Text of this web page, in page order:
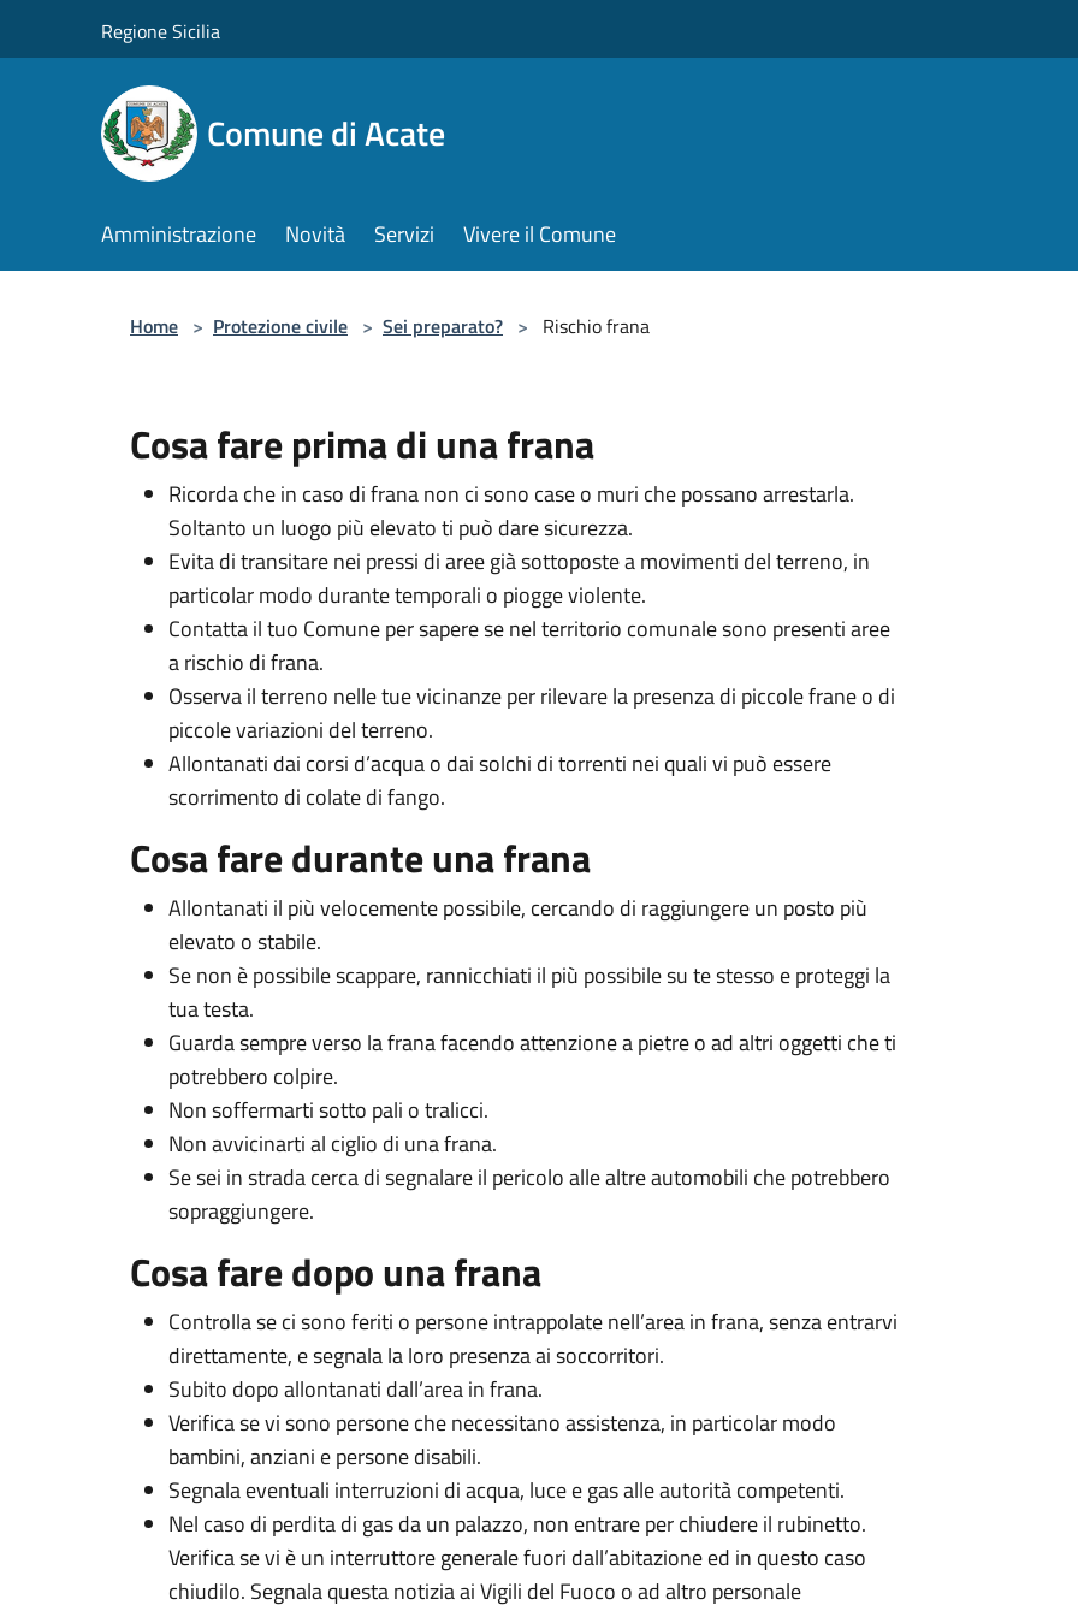
Regione Sicilia
Comune di Acate
Amministrazione Novità Servizi Vivere il Comune
Home > Protezione civile > Sei preparato? > Rischio frana
Cosa fare prima di una frana
Ricorda che in caso di frana non ci sono case o muri che possano arrestarla.
Soltanto un luogo più elevato ti può dare sicurezza.
Evita di transitare nei pressi di aree già sottoposte a movimenti del terreno, in
particolar modo durante temporali o piogge violente.
Contatta il tuo Comune per sapere se nel territorio comunale sono presenti aree
a rischio di frana.
Osserva il terreno nelle tue vicinanze per rilevare la presenza di piccole frane o di
piccole variazioni del terreno.
Allontanati dai corsi d’acqua o dai solchi di torrenti nei quali vi può essere
scorrimento di colate di fango.
Cosa fare durante una frana
Allontanati il più velocemente possibile, cercando di raggiungere un posto più
elevato o stabile.
Se non è possibile scappare, rannicchiati il più possibile su te stesso e proteggi la
tua testa.
Guarda sempre verso la frana facendo attenzione a pietre o ad altri oggetti che ti
potrebbero colpire.
Non soffermarti sotto pali o tralicci.
Non avvicinarti al ciglio di una frana.
Se sei in strada cerca di segnalare il pericolo alle altre automobili che potrebbero
sopraggiungere.
Cosa fare dopo una frana
Controlla se ci sono feriti o persone intrappolate nell’area in frana, senza entrarvi
direttamente, e segnala la loro presenza ai soccorritori.
Subito dopo allontanati dall’area in frana.
Verifica se vi sono persone che necessitano assistenza, in particolar modo
bambini, anziani e persone disabili.
Segnala eventuali interruzioni di acqua, luce e gas alle autorità competenti.
Nel caso di perdita di gas da un palazzo, non entrare per chiudere il rubinetto.
Verifica se vi è un interruttore generale fuori dall’abitazione ed in questo caso
chiudilo. Segnala questa notizia ai Vigili del Fuoco o ad altro personale